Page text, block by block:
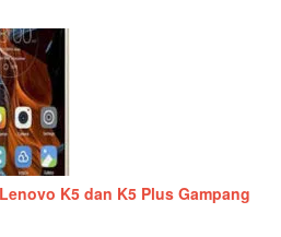
K5 dan K5 Plus Gampang